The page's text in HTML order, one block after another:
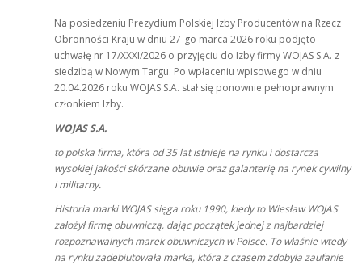
Na posiedzeniu Prezydium Polskiej Izby Producentów na Rzecz
Obronności Kraju w dniu 27-go marca 2026 roku podjęto
uchwałę nr 17/XXXI/2026 o przyjęciu do Izby firmy WOJAS S.A. z
siedzibą w Nowym Targu. Po wpłaceniu wpisowego w dniu
20.04.2026 roku WOJAS S.A. stał się ponownie pełnoprawnym
członkiem Izby.
WOJAS S.A.
to polska firma, która od 35 lat istnieje na rynku i dostarcza
wysokiej jakości skórzane obuwie oraz galanterię na rynek cywilny
i militarny.
Historia marki WOJAS sięga roku 1990, kiedy to Wiesław WOJAS
założył firmę obuwniczą, dając początek jednej z najbardziej
rozpoznawalnych marek obuwniczych w Polsce. To właśnie wtedy
na rynku zadebiutowała marka, która z czasem zdobyła zaufanie